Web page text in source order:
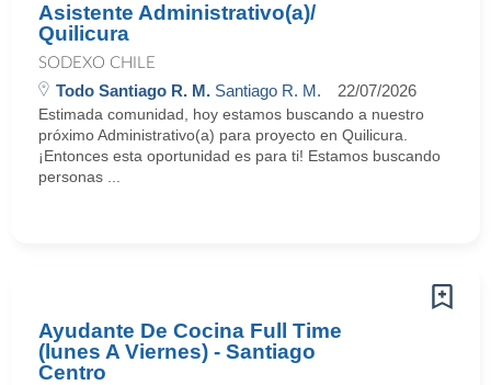
Asistente Administrativo(a)/
Quilicura
SODEXO CHILE
Todo Santiago R. M. Santiago R. M. 22/07/2026
Estimada comunidad, hoy estamos buscando a nuestro
próximo Administrativo(a) para proyecto en Quilicura.
¡Entonces esta oportunidad es para ti! Estamos buscando
personas ...
Ayudante De Cocina Full Time
(lunes A Viernes) - Santiago
Centro